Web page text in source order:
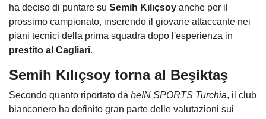
ha deciso di puntare su Semih Kılıçsoy anche per il
prossimo campionato, inserendo il giovane attaccante nei
piani tecnici della prima squadra dopo l'esperienza in
prestito al Cagliari.
Semih Kılıçsoy torna al Beşiktaş
Secondo quanto riportato da beIN SPORTS Turchia, il club
bianconero ha definito gran parte delle valutazioni sui